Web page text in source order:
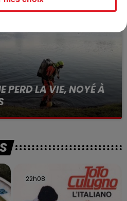
PERD LA VIE, NOYÉ À
22h08
22h08